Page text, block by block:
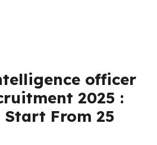
officer
2025 :
From 25